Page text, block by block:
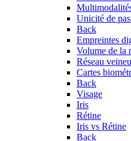
Unicité de
Back
Empreintes
Volume de la
Réseau
Cartes
Back
Visage
Iris
Rétine
Iris vs Rétine
Back